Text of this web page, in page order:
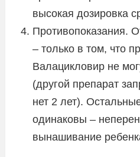
высокая дозировка
Противопоказания.
– только в том, что
Валацикловир не
(другой препарат
нет 2 лет).
одинаковы –
вынашивание